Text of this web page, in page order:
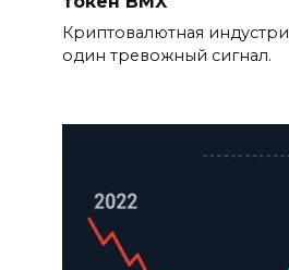
Криптовалютная
один тревожный сигнал.